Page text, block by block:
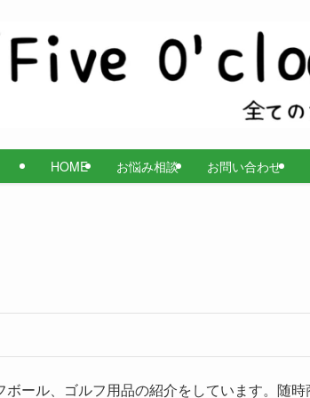
HOME お悩み相談 お問い合わせ
ール、ゴルフ用品の紹介をしています。随